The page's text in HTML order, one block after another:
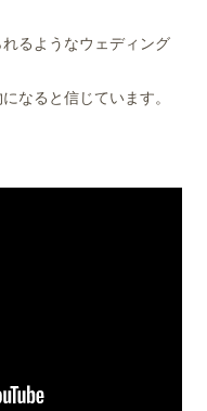
るようなウェディング
なると信じています。